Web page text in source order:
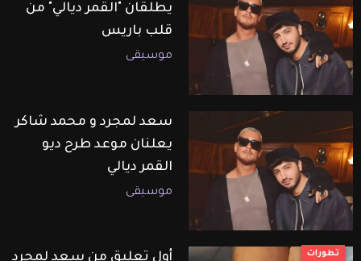
يطلقان "القمر ديالي" من
قلب باريس
موسيقى
سعد لمجرد و محمد شاكر
يعلنان موعد طرح ديو
القمر ديالي
موسيقى
تطورات أول تعليق من سعد لمجرد